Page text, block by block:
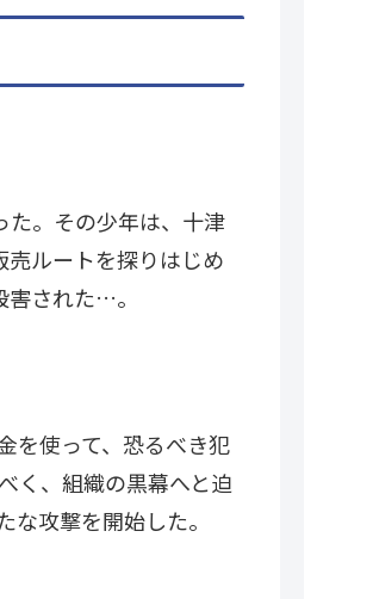
た。その少年は、十津
ルートを探りはじめ
された…。
を使って、恐るべき犯
く、組織の黒幕へと迫
攻撃を開始した。